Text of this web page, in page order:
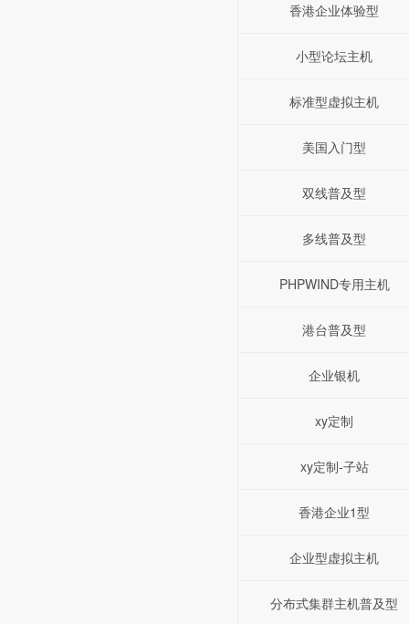
香港企业体验型
小型论坛主机
标准型虚拟主机
美国入门型
双线普及型
多线普及型
PHPWIND专用主机
港台普及型
企业银机
xy定制
xy定制-子站
香港企业1型
企业型虚拟主机
分布式集群主机普及型